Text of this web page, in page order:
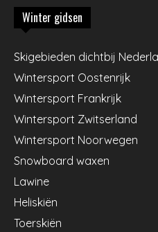
Winter gidsen
Skigebieden dichtbij
Wintersport Oostenrijk
Wintersport Frankrijk
Wintersport Zwitserland
Wintersport Noorwegen
Snowboard waxen
Lawine
Heliskiën
Toerskiën